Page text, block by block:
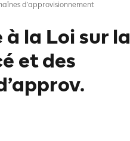
d’approvisionnement
la Loi sur la
et des